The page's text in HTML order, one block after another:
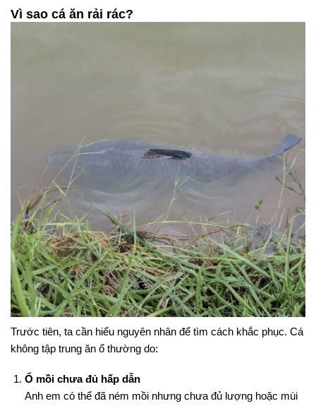
Vì sao cá ăn rải rác?
Trước tiên, ta cần hiểu nguyên nhân để tìm cách khắc phục. Cá
không tập trung ăn ổ thường do:
Ổ mồi chưa đủ hấp dẫn
Anh em có thể đã ném mồi nhưng chưa đủ lượng hoặc mùi